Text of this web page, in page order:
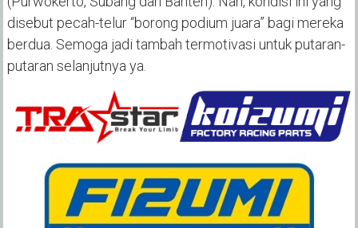
disebut pecah-telur “borong podium juara” bagi mereka
berdua. Semoga jadi tambah termotivasi untuk putaran-
putaran selanjutnya ya.